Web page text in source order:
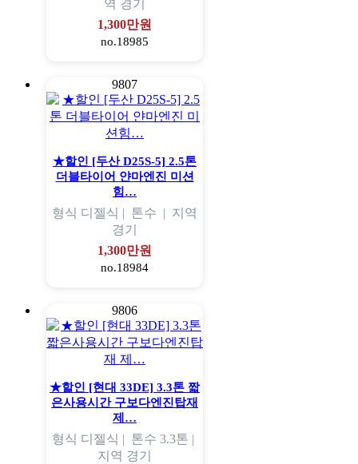
역 경기
1,300만원
no.18985
9807
★할인 [두산 D25S-5] 2.5톤
더블타이어 얀마엔진 미션
힘…
형식 디젤식 | 톤수 | 지역
경기
1,300만원
no.18984
9806
★할인 [현대 33DE] 3.3톤 짧
은사용시간 구보다엔진탑재
제…
형식 디젤식 | 톤수 3.3톤 |
지역 경기